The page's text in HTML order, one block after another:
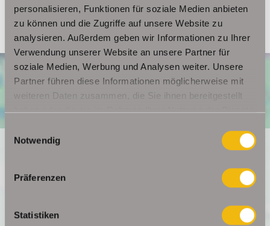
personalisieren, Funktionen für soziale Medien anbieten
zu können und die Zugriffe auf unsere Website zu
analysieren. Außerdem geben wir Informationen zu Ihrer
Verwendung unserer Website an unsere Partner für
soziale Medien, Werbung und Analysen weiter. Unsere
Partner führen diese Informationen möglicherweise mit
weiteren Daten zusammen, die Sie ihnen bereitgestellt
haben oder die sie im Rahmen Ihrer Nutzung der Dienste
Einwilligungsauswahl
Notwendig
Präferenzen
Statistiken
Ich bin damit einverstanden, dass mir Karten von Google
von Google (
https://policies.google.com/privacy